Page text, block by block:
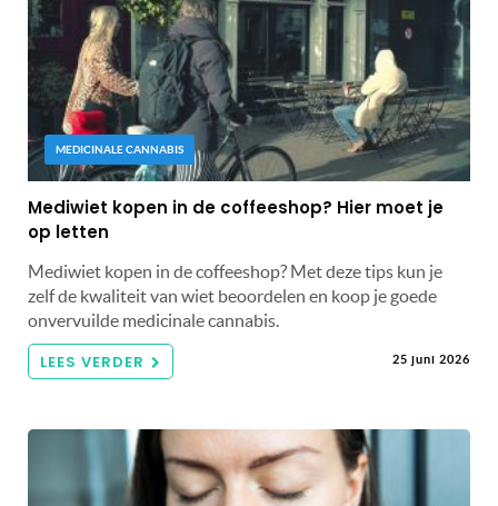
MEDICINALE CANNABIS
Mediwiet kopen in de coffeeshop? Hier moet je
op letten
Mediwiet kopen in de coffeeshop? Met deze tips kun je
zelf de kwaliteit van wiet beoordelen en koop je goede
onvervuilde medicinale cannabis.
LEES VERDER 25 juni 2026